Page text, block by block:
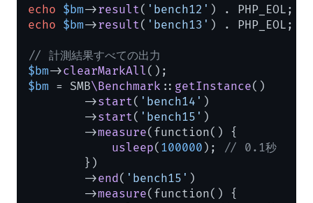
echo $bm->result( 'bench12' ) . PHP_EOL;
echo $bm->result( 'bench13' ) . PHP_EOL;
// 計測結果すべての出力
$bm->clearMarkAll
$bm = SMB\Benchmark :: getInstance()
        ->
start( 'bench14' )
        ->
start( 'bench15' )
        ->
measure(function() {
usleep( 100000 ); // 0.1秒
        })
        ->
end( 'bench15' )
        ->
measure(function() {